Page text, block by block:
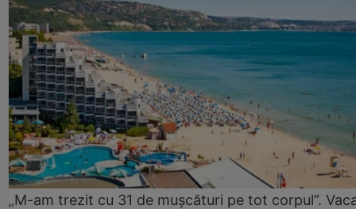
„M-am trezit cu 31 de mușcături pe tot corpul”.